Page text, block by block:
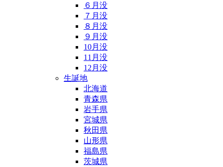
６月没
７月没
８月没
９月没
10月没
11月没
12月没
生誕地
北海道
青森県
岩手県
宮城県
秋田県
山形県
福島県
茨城県